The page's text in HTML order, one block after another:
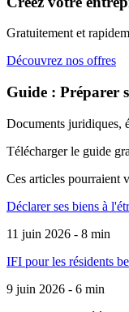
Gratuitement et
Découvrez nos offres
Guide : Préparer
Documents juridiques,
Télécharger le guide
Ces articles pourraient
Déclarer ses biens à
11 juin 2026 - 8 min
IFI pour les résidents
9 juin 2026 - 6 min